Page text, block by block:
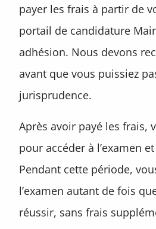
payer les frais à partir de
portail de candidature
adhésion. Nous devons
avant que vous puissiez
jurisprudence.
Après avoir payé les frais,
pour accéder à l’examen
Pendant cette période,
l’examen autant de fois
réussir, sans frais